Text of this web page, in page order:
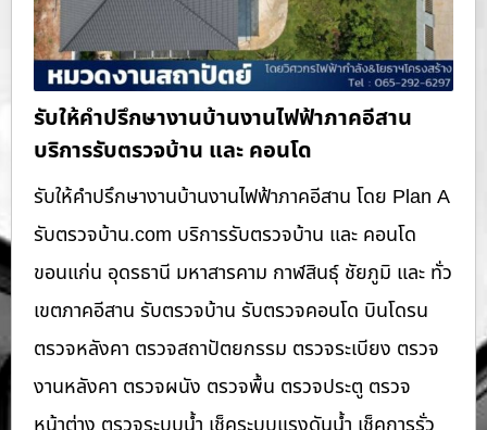
รับให้คำปรึกษางานบ้านงานไฟฟ้าภาคอีสาน
บริการรับตรวจบ้าน และ คอนโด
รับให้คำปรึกษางานบ้านงานไฟฟ้าภาคอีสาน โดย Plan A
รับตรวจบ้าน.com บริการรับตรวจบ้าน และ คอนโด
ขอนแก่น อุดรธานี มหาสารคาม กาฬสินธุ์ ชัยภูมิ และ ทั่ว
เขตภาคอีสาน รับตรวจบ้าน รับตรวจคอนโด บินโดรน
ตรวจหลังคา ตรวจสถาปัตยกรรม ตรวจระเบียง ตรวจ
งานหลังคา ตรวจผนัง ตรวจพื้น ตรวจประตู ตรวจ